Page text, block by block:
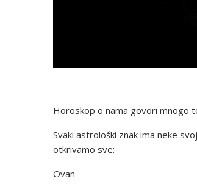
Horoskop o nama govori mnogo
Svaki astrološki znak ima neke
otkrivamo sve:
Ovan